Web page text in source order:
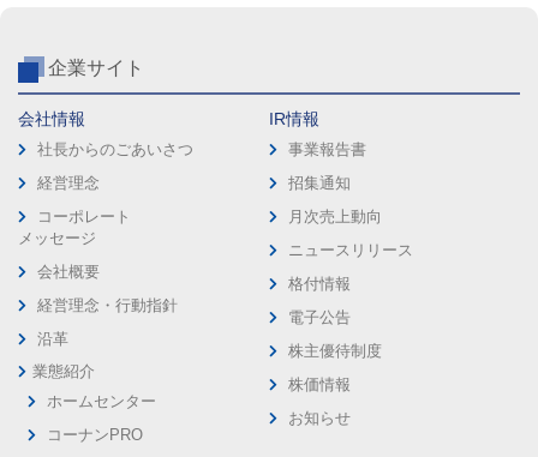
企業サイト
会社情報
社長からのごあいさつ
経営理念
コーポレート
メッセージ
会社概要
経営理念・行動指針
沿革
業態紹介
ホームセンター
コーナンPRO
IR情報
事業報告書
招集通知
月次売上動向
ニュースリリース
格付情報
電子公告
株主優待制度
株価情報
お知らせ